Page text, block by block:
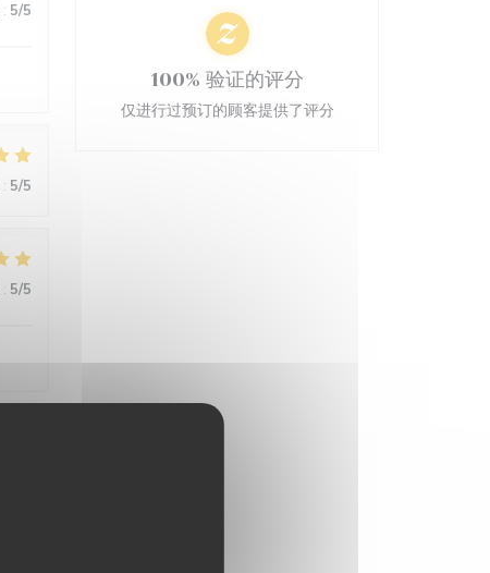
: 5/5
: 5/5
: 5/5
100% 验证的评分
仅进行过预订的顾客提供了评分